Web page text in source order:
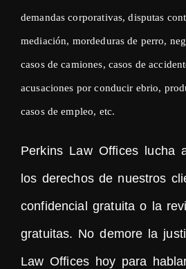
demandas corporativas, disputas
mediación, mordeduras de perro,
casos de camiones, casos de
acusaciones por conducir ebrio,
casos de empleo, etc.
Perkins Law Offices lucha
los derechos de nuestros
confidencial gratuita o la
gratuitas. No demore la
Law Offices hoy para